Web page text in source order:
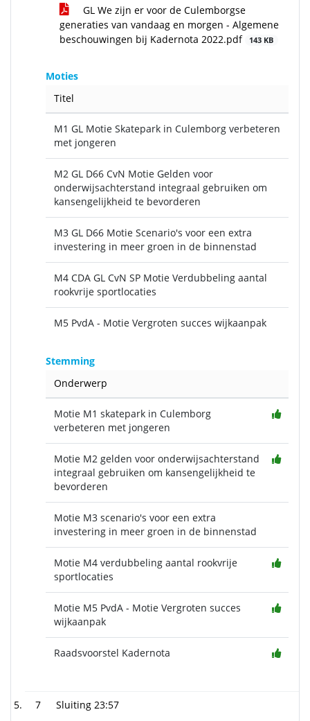
GL We zijn er voor de Culemborgse
generaties van vandaag en morgen - Algemene
beschouwingen bij Kadernota 2022.pdf
143 KB
Moties
Titel
M1 GL Motie Skatepark in Culemborg verbeteren
met jongeren
M2 GL D66 CvN Motie Gelden voor
onderwijsachterstand integraal gebruiken om
kansengelijkheid te bevorderen
M3 GL D66 Motie Scenario's voor een extra
investering in meer groen in de binnenstad
M4 CDA GL CvN SP Motie Verdubbeling aantal
rookvrije sportlocaties
M5 PvdA - Motie Vergroten succes wijkaanpak
Stemming
Onderwerp
Motie M1 skatepark in Culemborg
verbeteren met jongeren
Motie M2 gelden voor onderwijsachterstand
integraal gebruiken om kansengelijkheid te
bevorderen
Motie M3 scenario's voor een extra
investering in meer groen in de binnenstad
Motie M4 verdubbeling aantal rookvrije
sportlocaties
Motie M5 PvdA - Motie Vergroten succes
wijkaanpak
Raadsvoorstel Kadernota
7 Sluiting 23:57